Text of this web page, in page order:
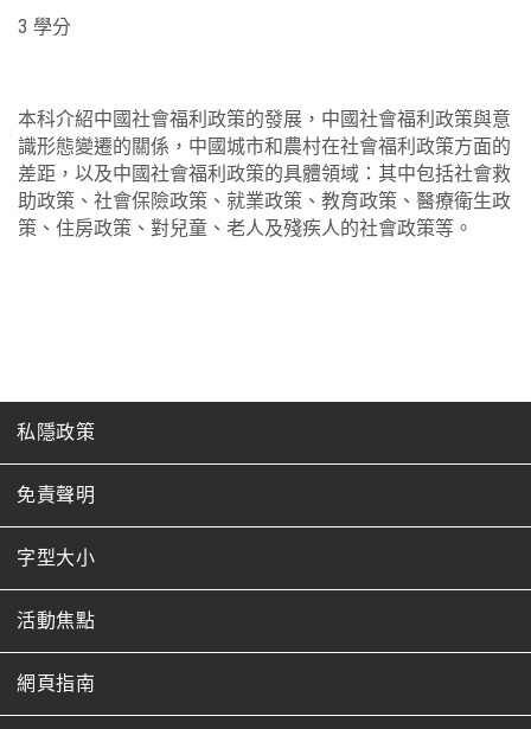
3 學分
本科介紹中國社會福利政策的發展，中國社會福利政策與意
識形態變遷的關係，中國城市和農村在社會福利政策方面的
差距，以及中國社會福利政策的具體領域：其中包括社會救
助政策、社會保險政策、就業政策、教育政策、醫療衛生政
策、住房政策、對兒童、老人及殘疾人的社會政策等。
私隱政策
免責聲明
字型大小
活動焦點
網頁指南